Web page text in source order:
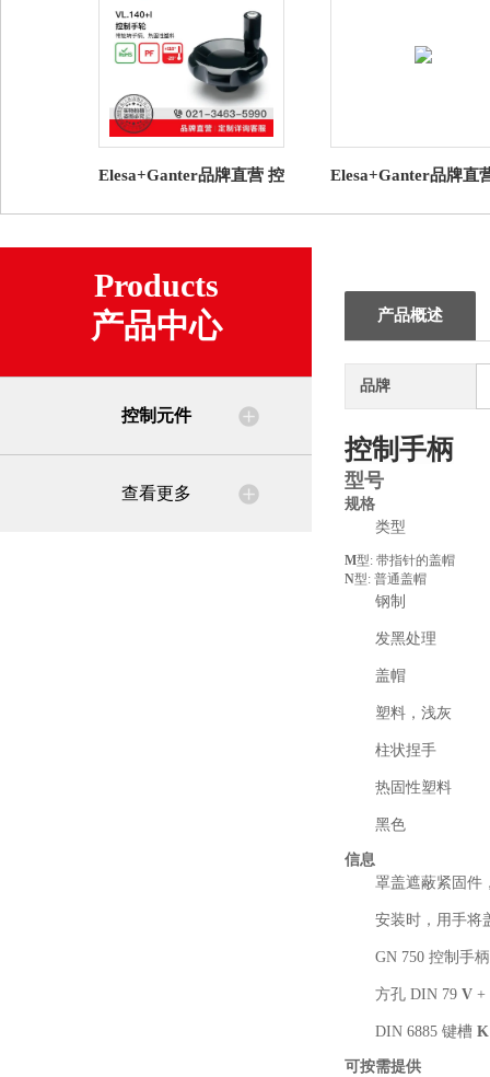
Elesa+Ganter品牌直营 控
轮 带旋转手柄
Elesa+Ganter品牌直
兰 用于控制旋钮
Products
产品中心
控制元件
查看更多
产品概述
品牌
控制手柄
型号
规格
类型
M型: 带指针的盖帽
N型: 普通盖帽
钢制
发黑处理
盖帽
塑料，浅灰
柱状捏手
热固性塑料
黑色
信息
罩盖遮蔽紧固件
安装时，用手将
GN 750 控制手
方孔 DIN 79 V +
DIN 6885 键槽 K
可按需提供